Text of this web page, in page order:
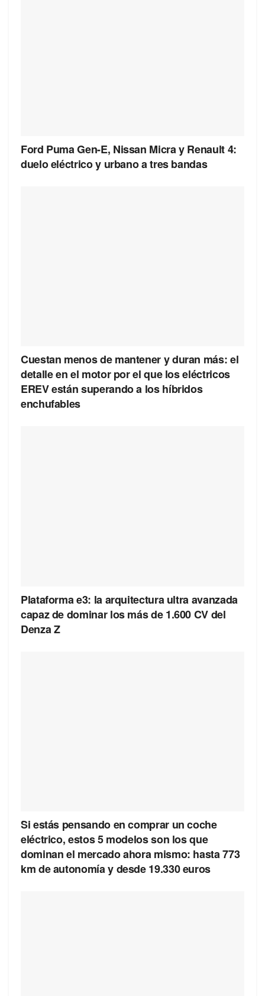
Ford Puma Gen-E, Nissan Micra y Renault 4:
duelo eléctrico y urbano a tres bandas
Cuestan menos de mantener y duran más: el
detalle en el motor por el que los eléctricos
EREV están superando a los híbridos
enchufables
Plataforma e3: la arquitectura ultra avanzada
capaz de dominar los más de 1.600 CV del
Denza Z
Si estás pensando en comprar un coche
eléctrico, estos 5 modelos son los que
dominan el mercado ahora mismo: hasta 773
km de autonomía y desde 19.330 euros